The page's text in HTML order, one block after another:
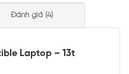
Đánh giá (4)
Laptop – 13t